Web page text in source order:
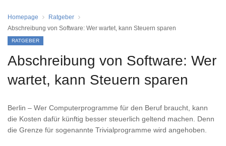
Homepage
Ratgeber
Abschreibung von Software: Wer wartet, kann Steuern sparen
RATGEBER
Abschreibung von Software: Wer
wartet, kann Steuern sparen
Berlin – Wer Computerprogramme für den Beruf braucht, kann
die Kosten dafür künftig besser steuerlich geltend machen. Denn
die Grenze für sogenannte Trivialprogramme wird angehoben.